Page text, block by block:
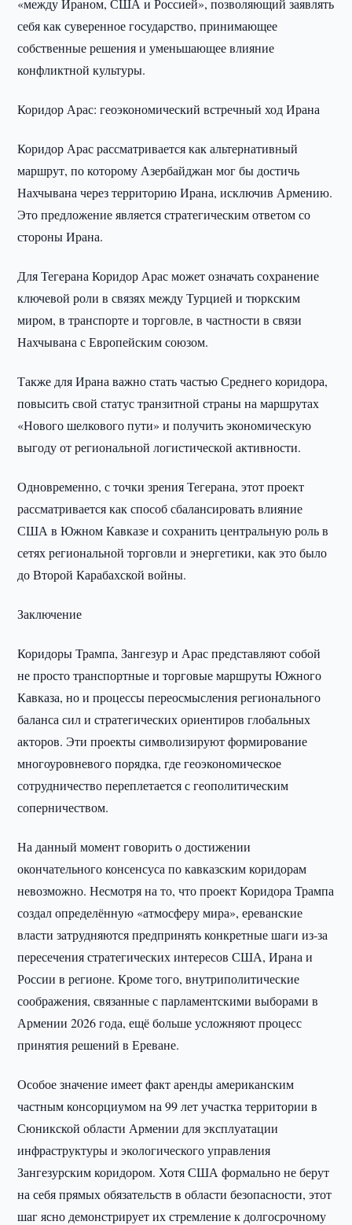
«между Ираном, США и Россией», позволяющий заявлять
себя как суверенное государство, принимающее
собственные решения и уменьшающее влияние
конфликтной культуры.
Коридор Арас: геоэкономический встречный ход Ирана
Коридор Арас рассматривается как альтернативный
маршрут, по которому Азербайджан мог бы достичь
Нахчывана через территорию Ирана, исключив Армению.
Это предложение является стратегическим ответом со
стороны Ирана.
Для Тегерана Коридор Арас может означать сохранение
ключевой роли в связях между Турцией и тюркским
миром, в транспорте и торговле, в частности в связи
Нахчывана с Европейским союзом.
Также для Ирана важно стать частью Среднего коридора,
повысить свой статус транзитной страны на маршрутах
«Нового шелкового пути» и получить экономическую
выгоду от региональной логистической активности.
Одновременно, с точки зрения Тегерана, этот проект
рассматривается как способ сбалансировать влияние
США в Южном Кавказе и сохранить центральную роль в
сетях региональной торговли и энергетики, как это было
до Второй Карабахской войны.
Заключение
Коридоры Трампа, Зангезур и Арас представляют собой
не просто транспортные и торговые маршруты Южного
Кавказа, но и процессы переосмысления регионального
баланса сил и стратегических ориентиров глобальных
акторов. Эти проекты символизируют формирование
многоуровневого порядка, где геоэкономическое
сотрудничество переплетается с геополитическим
соперничеством.
На данный момент говорить о достижении
окончательного консенсуса по кавказским коридорам
невозможно. Несмотря на то, что проект Коридора Трампа
создал определённую «атмосферу мира», ереванские
власти затрудняются предпринять конкретные шаги из-за
пересечения стратегических интересов США, Ирана и
России в регионе. Кроме того, внутриполитические
соображения, связанные с парламентскими выборами в
Армении 2026 года, ещё больше усложняют процесс
принятия решений в Ереване.
Особое значение имеет факт аренды американским
частным консорциумом на 99 лет участка территории в
Сюникской области Армении для эксплуатации
инфраструктуры и экологического управления
Зангезурским коридором. Хотя США формально не берут
на себя прямых обязательств в области безопасности, этот
шаг ясно демонстрирует их стремление к долгосрочному